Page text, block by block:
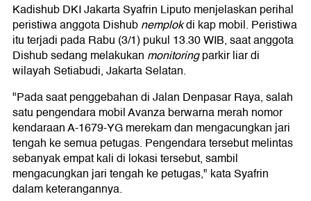
Kadishub DKI Jakarta Syafrin Liputo menjelaskan perihal
peristiwa anggota Dishubnemplokdi kap mobil. Peristiwa
itu terjadi pada Rabu (3/1) pukul 13.30 WIB, saat anggota
Dishub sedang melakukan monitoringparkir liar di
wilayah Setiabudi, Jakarta Selatan.
"Pada saat penggebahan di Jalan Denpasar Raya, salah
satu pengendara mobil Avanza berwarna merah nomor
kendaraan A-1679-YG merekam dan mengacungkan jari
tengah ke semua petugas. Pengendara tersebut melintas
sebanyak empat kali di lokasi tersebut, sambil
mengacungkan jari tengah ke petugas," kata Syafrin
dalam keterangannya.